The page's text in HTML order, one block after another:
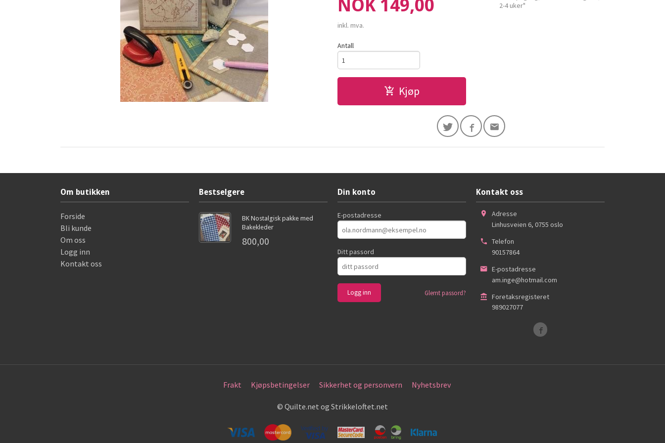
Pris
NOK 149,00
inkl. mva.
2-4 uker"
Antall
Kjøp
Om butikken
Forside
Bli kunde
Om oss
Logg inn
Kontakt oss
Bestselgere
BK Nostalgisk pakke med
Bakekleder
800,00
Din konto
E-postadresse
Ditt passord
Glemt passord?
Kontakt oss
Adresse
Linhusveien 6, 0755 oslo
Telefon
90157864
E-postadresse
am.inge@hotmail.com
Foretaksregisteret
989027077
Frakt Kjøpsbetingelser Sikkerhet og personvern Nyhetsbrev
© Quilte.net og Strikkeloftet.net